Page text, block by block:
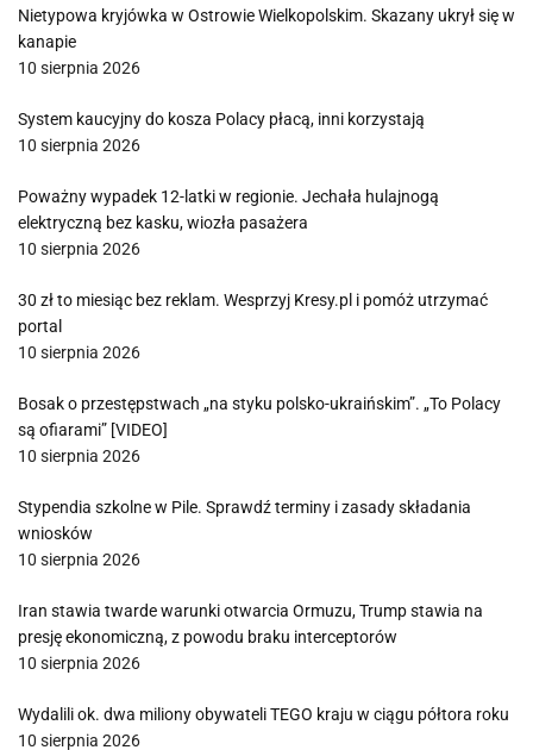
Nietypowa kryjówka w Ostrowie Wielkopolskim. Skazany ukrył się w
kanapie
10 sierpnia 2026
System kaucyjny do kosza Polacy płacą, inni korzystają
10 sierpnia 2026
Poważny wypadek 12-latki w regionie. Jechała hulajnogą
elektryczną bez kasku, wiozła pasażera
10 sierpnia 2026
30 zł to miesiąc bez reklam. Wesprzyj Kresy.pl i pomóż utrzymać
portal
10 sierpnia 2026
Bosak o przestępstwach „na styku polsko-ukraińskim”. „To Polacy
są ofiarami” [VIDEO]
10 sierpnia 2026
Stypendia szkolne w Pile. Sprawdź terminy i zasady składania
wniosków
10 sierpnia 2026
Iran stawia twarde warunki otwarcia Ormuzu, Trump stawia na
presję ekonomiczną, z powodu braku interceptorów
10 sierpnia 2026
Wydalili ok. dwa miliony obywateli TEGO kraju w ciągu półtora roku
10 sierpnia 2026